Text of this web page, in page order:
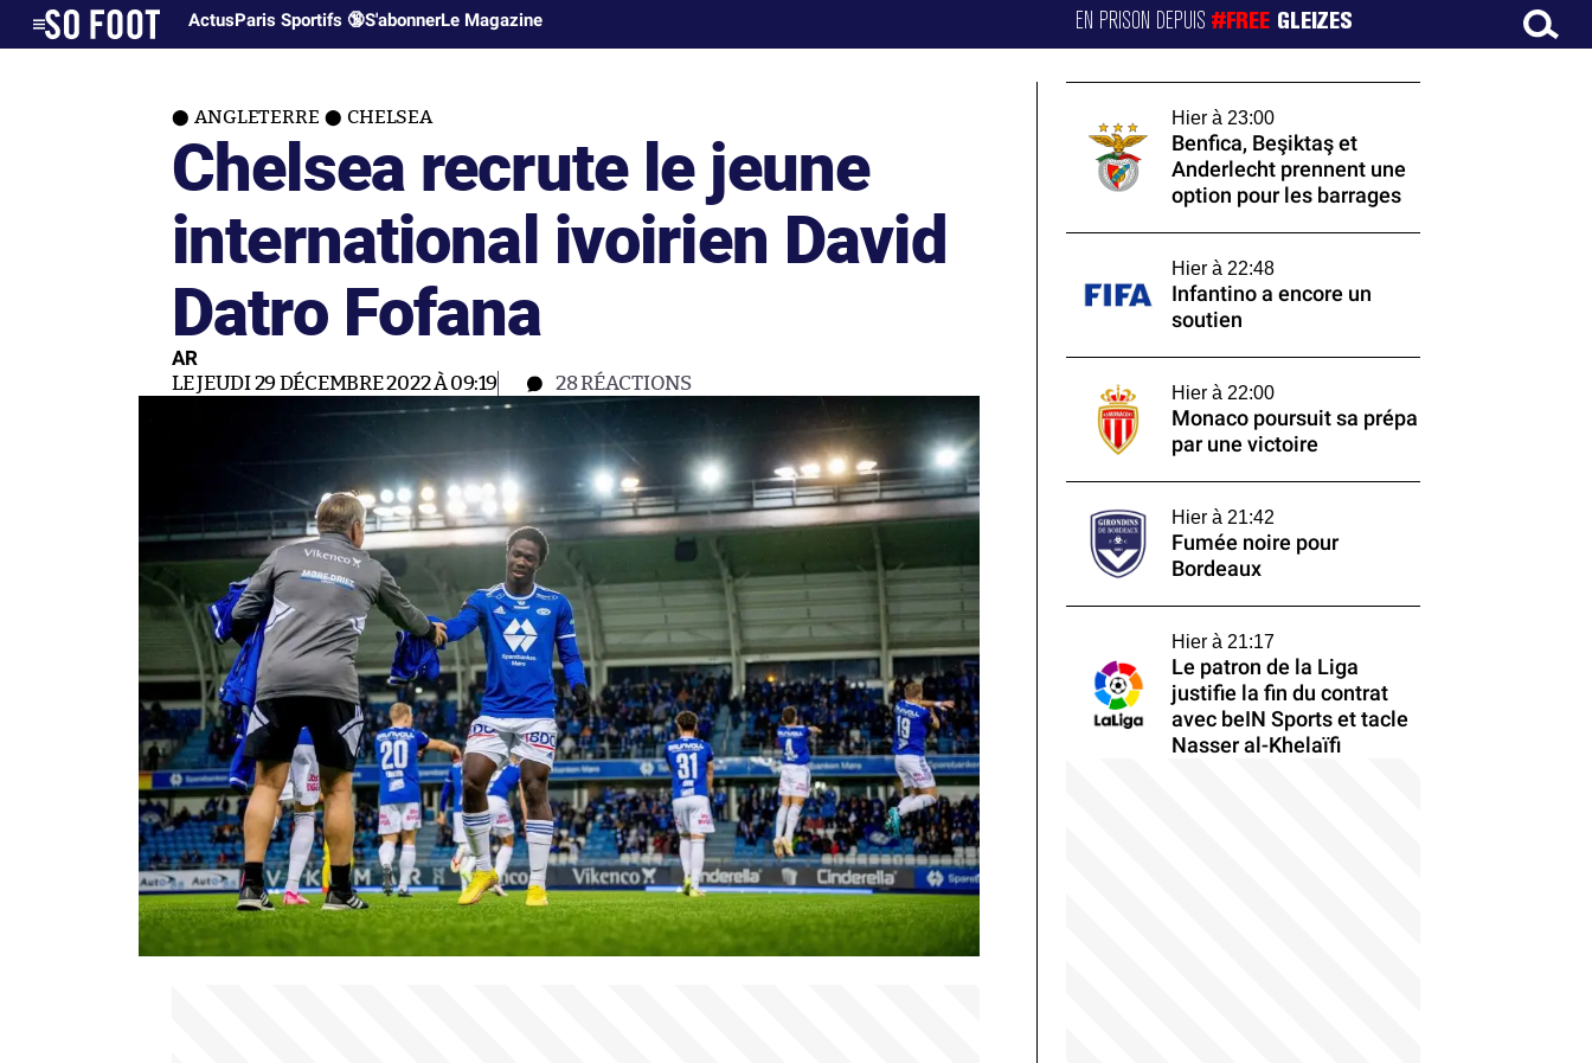
ActusParis Sportifs 🔞S'abonnerLe Magazine EN PRISON DEPUIS#FREE GLEIZES
ANGLETERRE CHELSEA
Chelsea recrute le jeune
international ivoirien David
Datro Fofana
AR
LE JEUDI 29 DÉCEMBRE 2022 À 09:19 28RÉACTIONS
Hier à 23:00
Benfica, Beşiktaş et
Anderlecht prennent une
option pour les barrages
Hier à 22:48
Infantino a encore un
soutien
Hier à 22:00
Monaco poursuit sa prépa
par une victoire
Hier à 21:42
Fumée noire pour
Bordeaux
Hier à 21:17
Le patron de la Liga
justifie la fin du contrat
avec beIN Sports et tacle
Nasser al-Khelaïfi